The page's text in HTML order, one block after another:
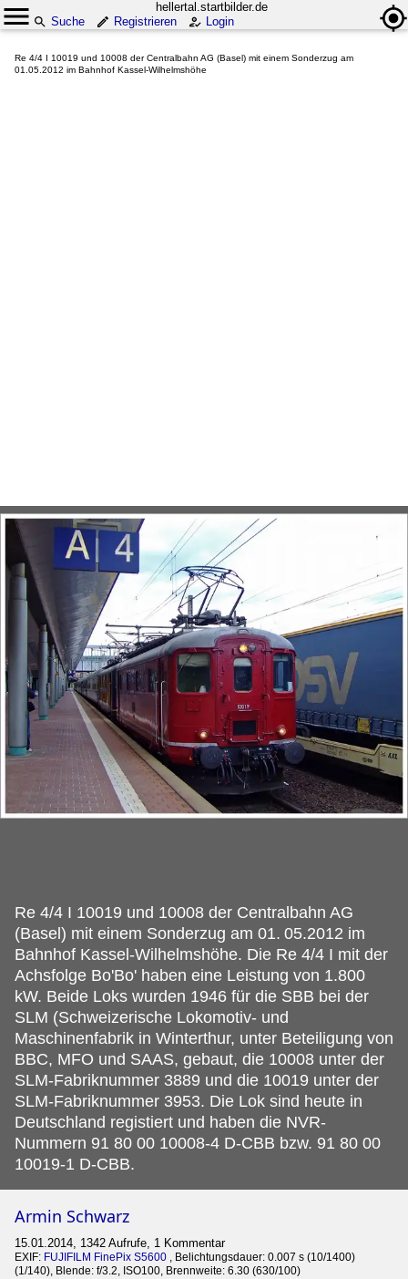
hellertal.startbilder.de
Suche
Registrieren Login
Re 4/4 I 10019 und 10008 der Centralbahn AG (Basel) mit einem Sonderzug am
01.05.2012 im Bahnhof Kassel-Wilhelmshöhe
Re 4/4 I 10019 und 10008 der Centralbahn AG
(Basel) mit einem Sonderzug am 01. 05.2012 im
Bahnhof Kassel-Wilhelmshöhe. Die Re 4/4 I mit der
Achsfolge Bo'Bo' haben eine Leistung von 1.800
kW. Beide Loks wurden 1946 für die SBB bei der
SLM (Schweizerische Lokomotiv- und
Maschinenfabrik in Winterthur, unter Beteiligung von
BBC, MFO und SAAS, gebaut, die 10008 unter der
SLM-Fabriknummer 3889 und die 10019 unter der
SLM-Fabriknummer 3953. Die Lok sind heute in
Deutschland registiert und haben die NVR-
Nummern 91 80 00 10008-4 D-CBB bzw. 91 80 00
10019-1 D-CBB.
Armin Schwarz
15.01.2014, 1342 Aufrufe, 1 Kommentar
EXIF: FUJIFILM FinePix S5600 , Belichtungsdauer: 0.007 s (10/1400)
(1/140), Blende: f/3.2, ISO100, Brennweite: 6.30 (630/100)